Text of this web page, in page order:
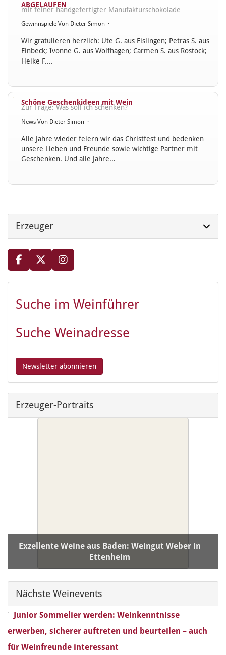
ABGELAUFEN
mit feiner handgefertigter Manufakturschokolade
Gewinnspiele Von Dieter Simon ·
Wir gratulieren herzlich: Ute G. aus Eislingen; Petras S. aus
Einbeck; Ivonne G. aus Wolfhagen; Carmen S. aus Rostock;
Heike F....
Schöne Geschenkideen mit Wein
Zur Frage: Was soll ich schenken?
News Von Dieter Simon ·
Alle Jahre wieder feiern wir das Christfest und bedenken
unsere Lieben und Freunde sowie wichtige Partner mit
Geschenken. Und alle Jahre...
Erzeuger
Suche im Weinführer
Suche Weinadresse
Erzeuger-Portraits
Exzellente Weine aus Baden: Weingut Weber in
Ettenheim
Nächste Weinevents
Junior Sommelier werden: Weinkenntnisse
erwerben, sicherer auftreten und beurteilen – auch
für Weinfreunde interessant